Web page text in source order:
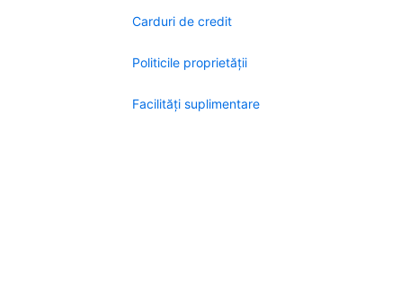
Carduri de credit
Politicile proprietății
Facilităţi suplimentare